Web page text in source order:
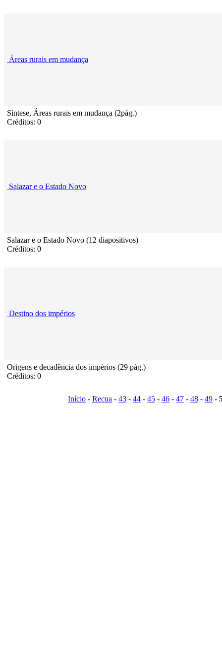
Áreas rurais em mudança
Síntese, Áreas rurais em mudança (2pág.)
Créditos: 0
Salazar e o Estado Novo
Salazar e o Estado Novo (12 diapositivos)
Créditos: 0
Destino dos impérios
Origens e decadência dos impérios (29 pág.)
Créditos: 0
Início - Recua - 43 - 44 - 45 - 46 - 47 - 48 - 49 -